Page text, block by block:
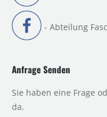
- Abteilung
Anfrage Senden
Sie haben eine Frage
da.